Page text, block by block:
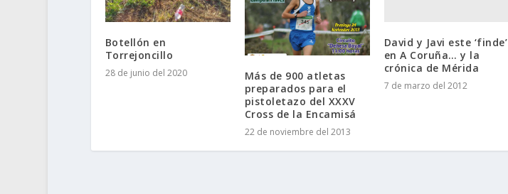
Botellón en
Torrejoncillo
28 de junio del 2020
Más de 900 atletas
preparados para el
pistoletazo del XXXV
Cross de la Encamisá
22 de noviembre del 2013
David y Javi este ‘finde’
en A Coruña… y la
crónica de Mérida
7 de marzo del 2012